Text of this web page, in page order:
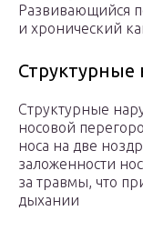
Развивающийся
и хронический
Структурные
Структурные
носовой
носа на две
заложенности
за травмы, что
дыхании